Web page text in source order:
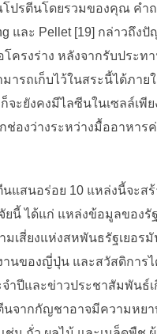
ปรตีนโดยรวมของคุณ คำ
และ Pellet [19] กล่าวถึง
ครงร่าง หลังจากรับประท
รถเก็บไว้ในสระนี้ได้ภาย
ะยังคงมีไลซีนในเซลล์เพี
ช่องว่างระหว่างมื้ออาหาร
แสนอร่อย 10 แหล่งนี้จะสร้
นี้ ได้แก่ แหล่งข้อมูลของรั
เสี่ยงแห่งสหพันธรัฐเยอรมั
านของญี่ปุ่น และสวัสดิการ
ำปีและข่าวประชาสัมพันธ์เ
นจากกัญชาอาจมีความหยา